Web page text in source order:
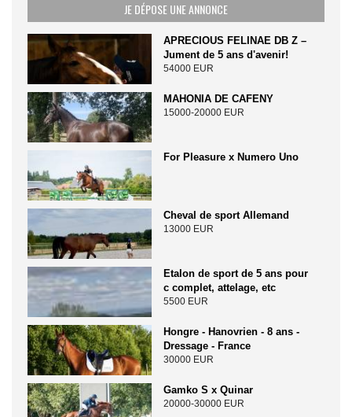
JE DÉPOSE UNE ANNONCE
APRECIOUS FELINAE DB Z –
Jument de 5 ans d'avenir!
54000 EUR
MAHONIA DE CAFENY
15000-20000 EUR
For Pleasure x Numero Uno
Cheval de sport Allemand
13000 EUR
Etalon de sport de 5 ans pour
c complet, attelage, etc
5500 EUR
Hongre - Hanovrien - 8 ans -
Dressage - France
30000 EUR
Gamko S x Quinar
20000-30000 EUR